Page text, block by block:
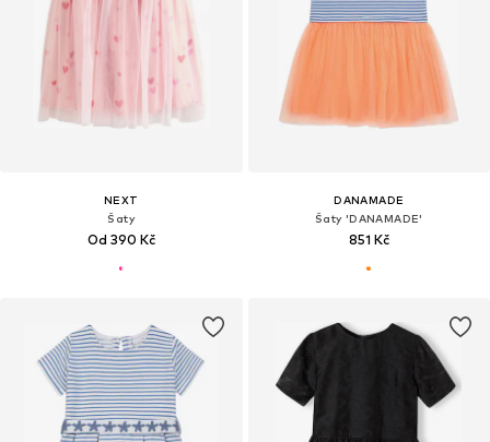
NEXT
Šaty
Od 390 Kč
DANAMADE
Šaty 'DANAMADE'
851 Kč